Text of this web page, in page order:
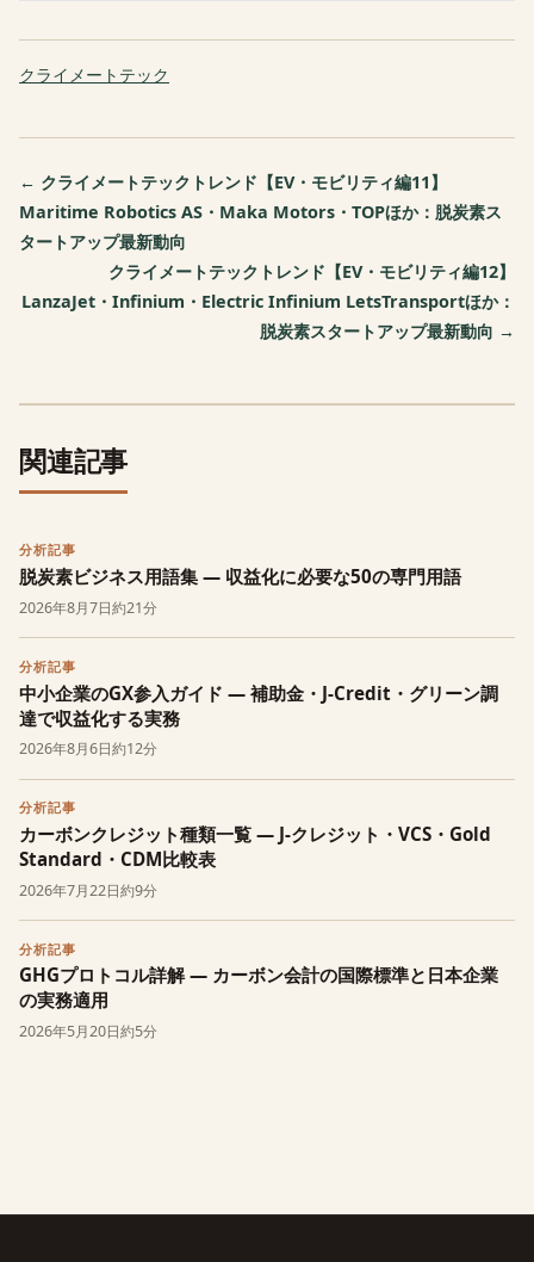
クライメートテック
← クライメートテックトレンド【EV・モビリティ編11】
Maritime Robotics AS・Maka Motors・TOPほか：脱炭素ス
タートアップ最新動向
クライメートテックトレンド【EV・モビリティ編12】
LanzaJet・Infinium・Electric Infinium LetsTransportほか：
脱炭素スタートアップ最新動向 →
関連記事
分析記事
脱炭素ビジネス用語集 — 収益化に必要な50の専門用語
2026年8月7日約21分
分析記事
中小企業のGX参入ガイド — 補助金・J-Credit・グリーン調
達で収益化する実務
2026年8月6日約12分
分析記事
カーボンクレジット種類一覧 — J-クレジット・VCS・Gold
Standard・CDM比較表
2026年7月22日約9分
分析記事
GHGプロトコル詳解 — カーボン会計の国際標準と日本企業
の実務適用
2026年5月20日約5分